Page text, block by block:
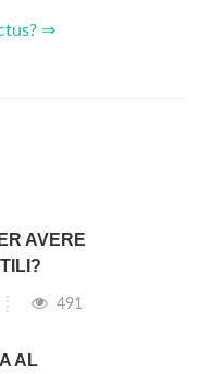
⇒
AVERE
491
AL